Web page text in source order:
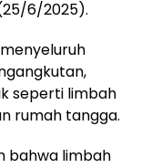
6/2025).
seperti limbah
rumah tangga.
bahwa limbah